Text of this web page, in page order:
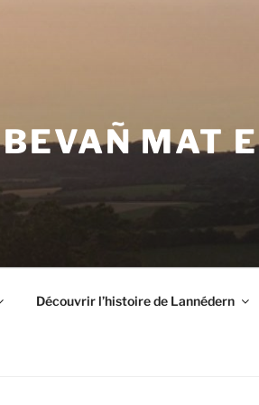
MAT E
Découvrir l’histoire de Lannédern